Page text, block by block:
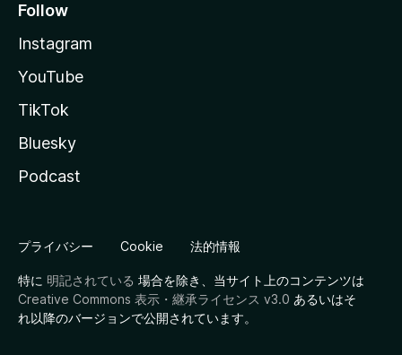
Follow
Instagram
YouTube
TikTok
Bluesky
Podcast
プライバシー Cookie 法的情報
特に 明記されている 場合を除き、当サイト上のコンテンツは
Creative Commons 表示・継承ライセンス v3.0 あるいはそ
れ以降のバージョンで公開されています。